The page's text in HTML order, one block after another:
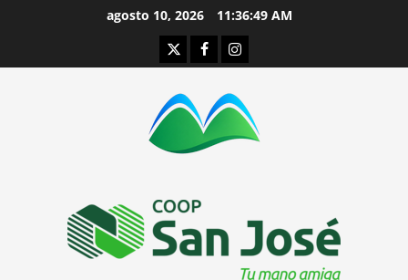
agosto 10, 2026 11:36:49 AM
TwitterFacebookInstagram